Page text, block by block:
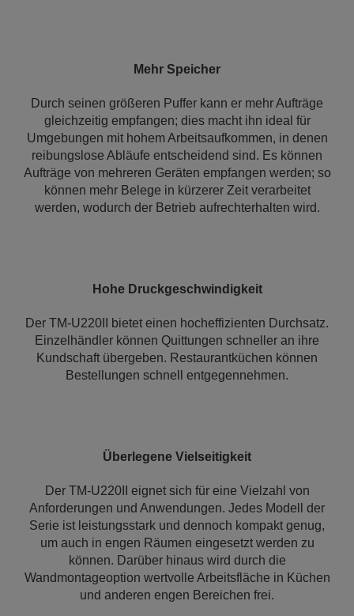
Mehr Speicher
Durch seinen größeren Puffer kann er mehr Aufträge
gleichzeitig empfangen; dies macht ihn ideal für
Umgebungen mit hohem Arbeitsaufkommen, in denen
reibungslose Abläufe entscheidend sind. Es können
Aufträge von mehreren Geräten empfangen werden; so
können mehr Belege in kürzerer Zeit verarbeitet
werden, wodurch der Betrieb aufrechterhalten wird.
Hohe Druckgeschwindigkeit
Der TM-U220II bietet einen hocheffizienten Durchsatz.
Einzelhändler können Quittungen schneller an ihre
Kundschaft übergeben. Restaurantküchen können
Bestellungen schnell entgegennehmen.
Überlegene Vielseitigkeit
Der TM-U220II eignet sich für eine Vielzahl von
Anforderungen und Anwendungen. Jedes Modell der
Serie ist leistungsstark und dennoch kompakt genug,
um auch in engen Räumen eingesetzt werden zu
können. Darüber hinaus wird durch die
Wandmontageoption wertvolle Arbeitsfläche in Küchen
und anderen engen Bereichen frei.